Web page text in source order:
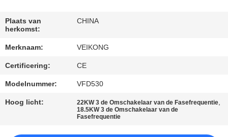
EEN
CITAAT
SITEMAP
PRIVACYBELEID
Plaats van
herkomst:
CHINA
Merknaam: VEIKONG
Certificering: CE
Modelnummer: VFD530
Hoog licht: 22KW 3 de Omschakelaar van de Fasefrequentie,
18.5KW 3 de Omschakelaar van de
Fasefrequentie